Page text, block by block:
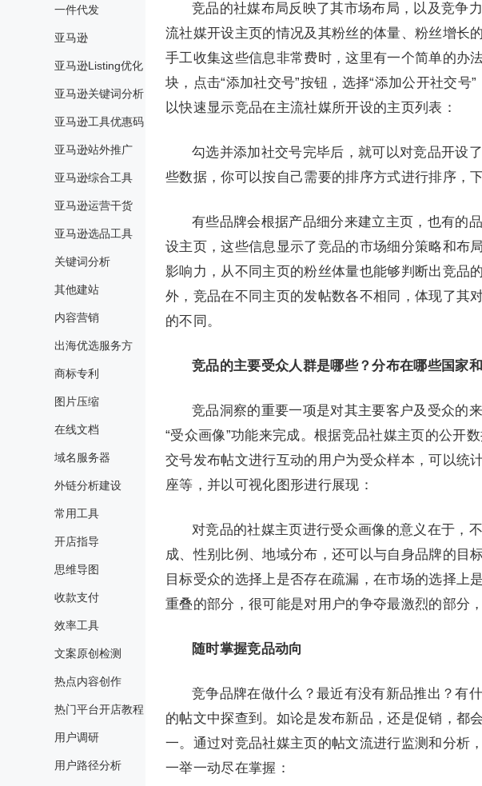
一件代发
亚马逊
亚马逊Listing优化
亚马逊关键词分析
亚马逊工具优惠码
亚马逊站外推广
亚马逊综合工具
亚马逊运营干货
亚马逊选品工具
关键词分析
其他建站
内容营销
出海优选服务方
商标专利
图片压缩
在线文档
域名服务器
外链分析建设
常用工具
开店指导
思维导图
收款支付
效率工具
文案原创检测
热点内容创作
热门平台开店教程
用户调研
用户路径分析
竞品的社媒布局反映了其市场布局，以及竞争
流社媒开设主页的情况及其粉丝的体量、粉丝增长
手工收集这些信息非常费时，这里有一个简单的办
块，点击“添加社交号”按钮，选择“添加公开社交
以快速显示竞品在主流社媒所开设的主页列表：
勾选并添加社交号完毕后，就可以对竞品开设
些数据，你可以按自己需要的排序方式进行排序，
有些品牌会根据产品细分来建立主页，也有的
设主页，这些信息显示了竞品的市场细分策略和布
影响力，从不同主页的粉丝体量也能够判断出竞品
外，竞品在不同主页的发帖数各不相同，体现了其
的不同。
竞品的主要受众人群是哪些？分布在哪些国家
竞品洞察的重要一项是对其主要客户及受众的
“受众画像”功能来完成。根据竞品社媒主页的公开
交号发布帖文进行互动的用户为受众样本，可以统
座等，并以可视化图形进行展现：
对竞品的社媒主页进行受众画像的意义在于，
成、性别比例、地域分布，还可以与自身品牌的目
目标受众的选择上是否存在疏漏，在市场的选择上
重叠的部分，很可能是对用户的争夺最激烈的部分
随时掌握竞品动向
竞争品牌在做什么？最近有没有新品推出？有
的帖文中探查到。如论是发布新品，还是促销，都
一。通过对竞品社媒主页的帖文流进行监测和分析
一举一动尽在掌握：